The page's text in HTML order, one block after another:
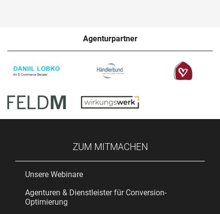
Agenturpartner
ZUM MITMACHEN
Unsere Webinare
Agenturen & Dienstleister für Conversion-
Optimierung